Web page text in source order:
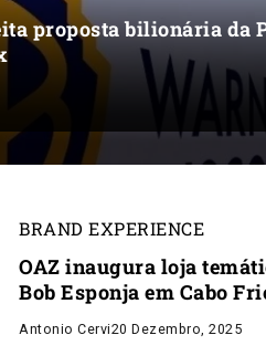
proposta bilionária da
BRAND EXPERIENCE
OAZ inaugura loja
Bob Esponja em Cabo
Antonio Cervi20 Dezembro, 2025